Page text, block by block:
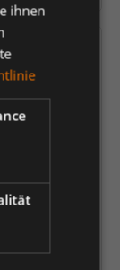
ihnen